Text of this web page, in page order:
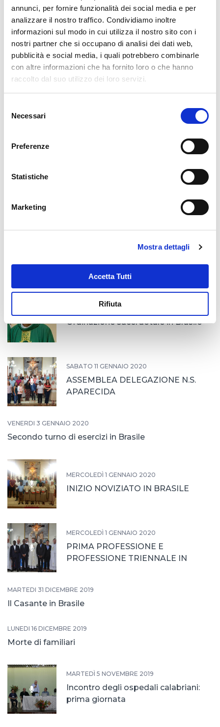
annunci, per fornire funzionalità dei social media e per
analizzare il nostro traffico. Condividiamo inoltre
informazioni sul modo in cui utilizza il nostro sito con i
nostri partner che si occupano di analisi dei dati web,
pubblicità e social media, i quali potrebbero combinarle
con altre informazioni che ha fornito loro o che hanno
raccolto dal suo utilizzo dei loro servizi.
delNecessari
Preferenze
Statistiche
Marketing
Mostra dettagli
Accetta Tutti
Rifiuta
delegazione M. Aparecida
VENERDÌ 1 GENNAIO 2021
PRIMA PROFESSIONE IN BRASILE
Apertura del 60° anniversario
dell'Opera in Brasile
MARTEDÌ 18 FEBBRAIO 2020
Ordinazione sacerdotale in Brasile
SABATO 11 GENNAIO 2020
ASSEMBLEA DELEGAZIONE N.S.
APARECIDA
VENERDÌ 3 GENNAIO 2020
Secondo turno di esercizi in Brasile
MERCOLEDÌ 1 GENNAIO 2020
INIZIO NOVIZIATO IN BRASILE
MERCOLEDÌ 1 GENNAIO 2020
PRIMA PROFESSIONE E
PROFESSIONE TRIENNALE IN
MARTEDÌ 31 DICEMBRE 2019
Il Casante in Brasile
LUNEDÌ 16 DICEMBRE 2019
Morte di familiari
MARTEDÌ 5 NOVEMBRE 2019
Incontro degli ospedali calabriani:
prima giornata